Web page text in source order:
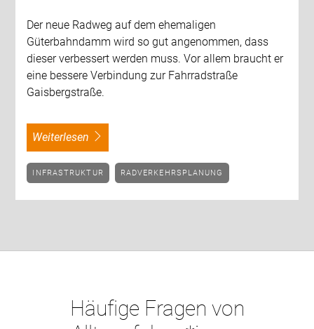
Der neue Radweg auf dem ehemaligen
Güterbahndamm wird so gut angenommen, dass
dieser verbessert werden muss. Vor allem braucht er
eine bessere Verbindung zur Fahrradstraße
Gaisbergstraße.
weiterlesen
INFRASTRUKTUR RADVERKEHRSPLANUNG
Häufige Fragen von